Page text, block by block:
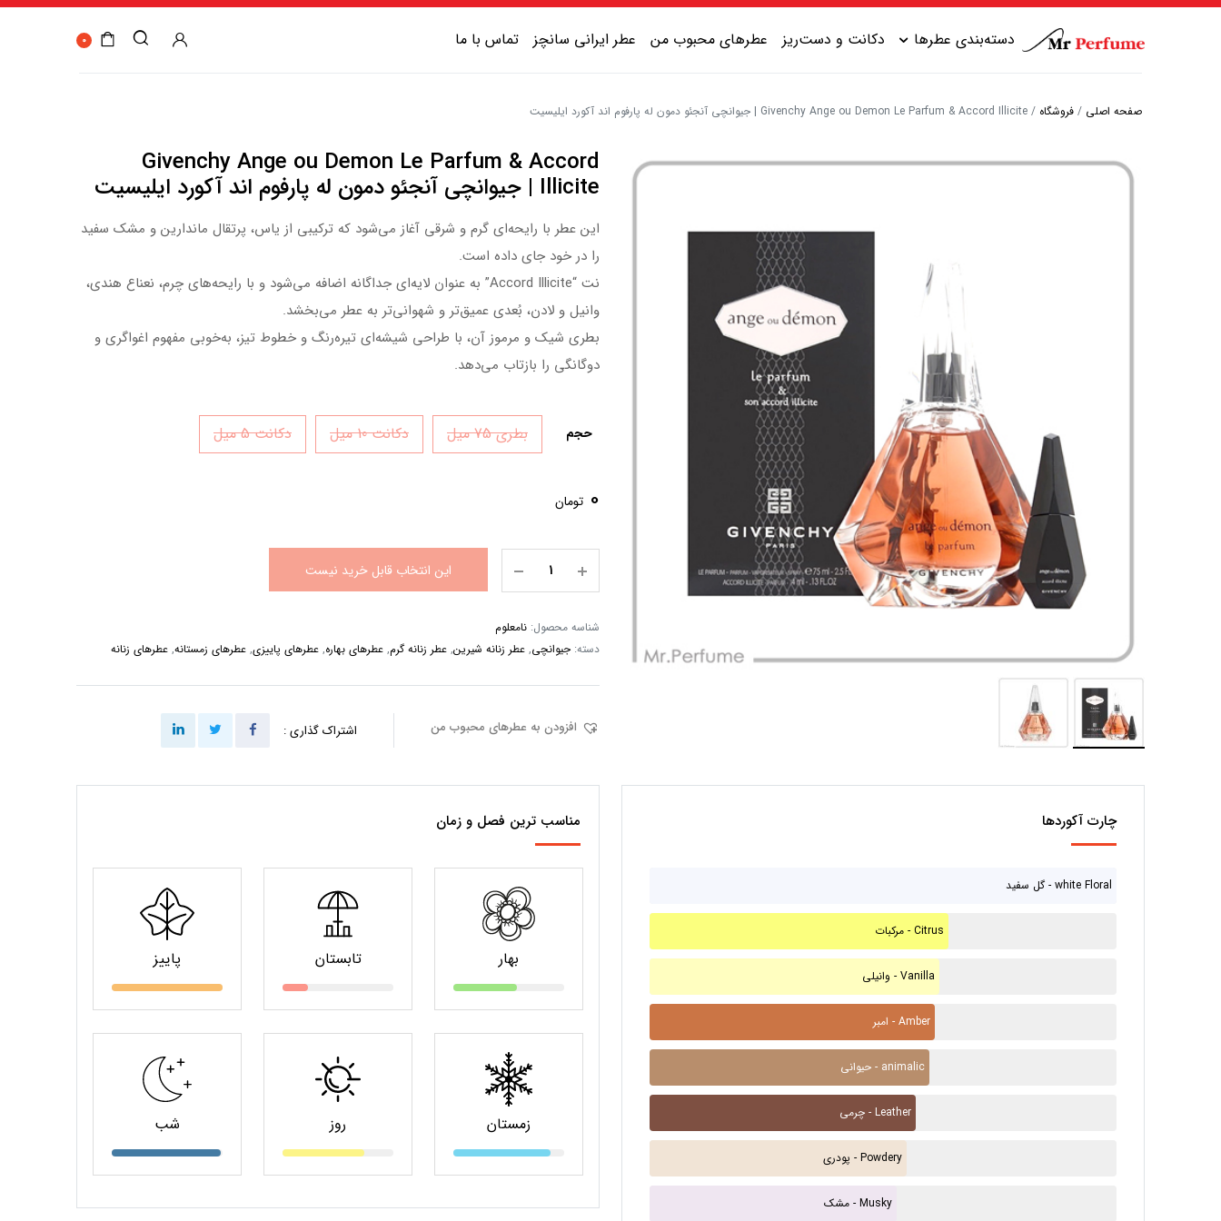
دسته‌بندی عطرها
عطر زنانه گرم
عطر یونیسکس تلخ
دکانت و دست‌ریز عطرهای محبوب من عطر ایرانی سانچز تماس با ما 0
صفحه اصلی / فروشگاه / Givenchy Ange ou Demon Le Parfum & Accord Illicite | جیوانچی آنجئو دمون له پارفوم اند آکورد ایلیسیت
Givenchy Ange ou Demon Le Parfum & Accord
Illicite | جیوانچی آنجئو دمون له پارفوم اند آکورد ایلیسیت
این عطر با رایحه‌ای گرم و شرقی آغاز می‌شود که ترکیبی از یاس، پرتقال ماندارین و مشک سفید
را در خود جای داده است.
نت “Accord Illicite” به عنوان لایه‌ای جداگانه اضافه می‌شود و با رایحه‌های چرم، نعناع هندی،
وانیل و لادن، بُعدی عمیق‌تر و شهوانی‌تر به عطر می‌بخشد.
بطری شیک و مرموز آن، با طراحی شیشه‌ای تیره‌رنگ و خطوط تیز، به‌خوبی مفهوم اغواگری و
دوگانگی را بازتاب می‌دهد.
حجم بطری 75 میل دکانت 10 میل دکانت 5 میل
0 تومان
این انتخاب قابل خرید نیست
شناسه محصول: نامعلوم
دسته: جیوانچی, عطر زنانه شیرین, عطر زنانه گرم, عطرهای بهاره, عطرهای پاییزی, عطرهای زمستانه, عطرهای زنانه
افزودن به عطرهای محبوب من اشتراک گذاری :
چارت آکوردها
گل سفید - white Floral
مرکبات - Citrus
وانیلی - Vanilla
امبر - Amber
حیوانی - animalic
چرمی - Leather
پودری - Powdery
مشک - Musky
مناسب ترین فصل و زمان
بهار تابستان پاییز
زمستان روز شب